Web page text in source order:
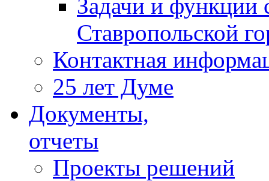
Задачи и функции
Ставропольской
Контактная
25 лет Думе
Документы,
отчеты
Проекты решений